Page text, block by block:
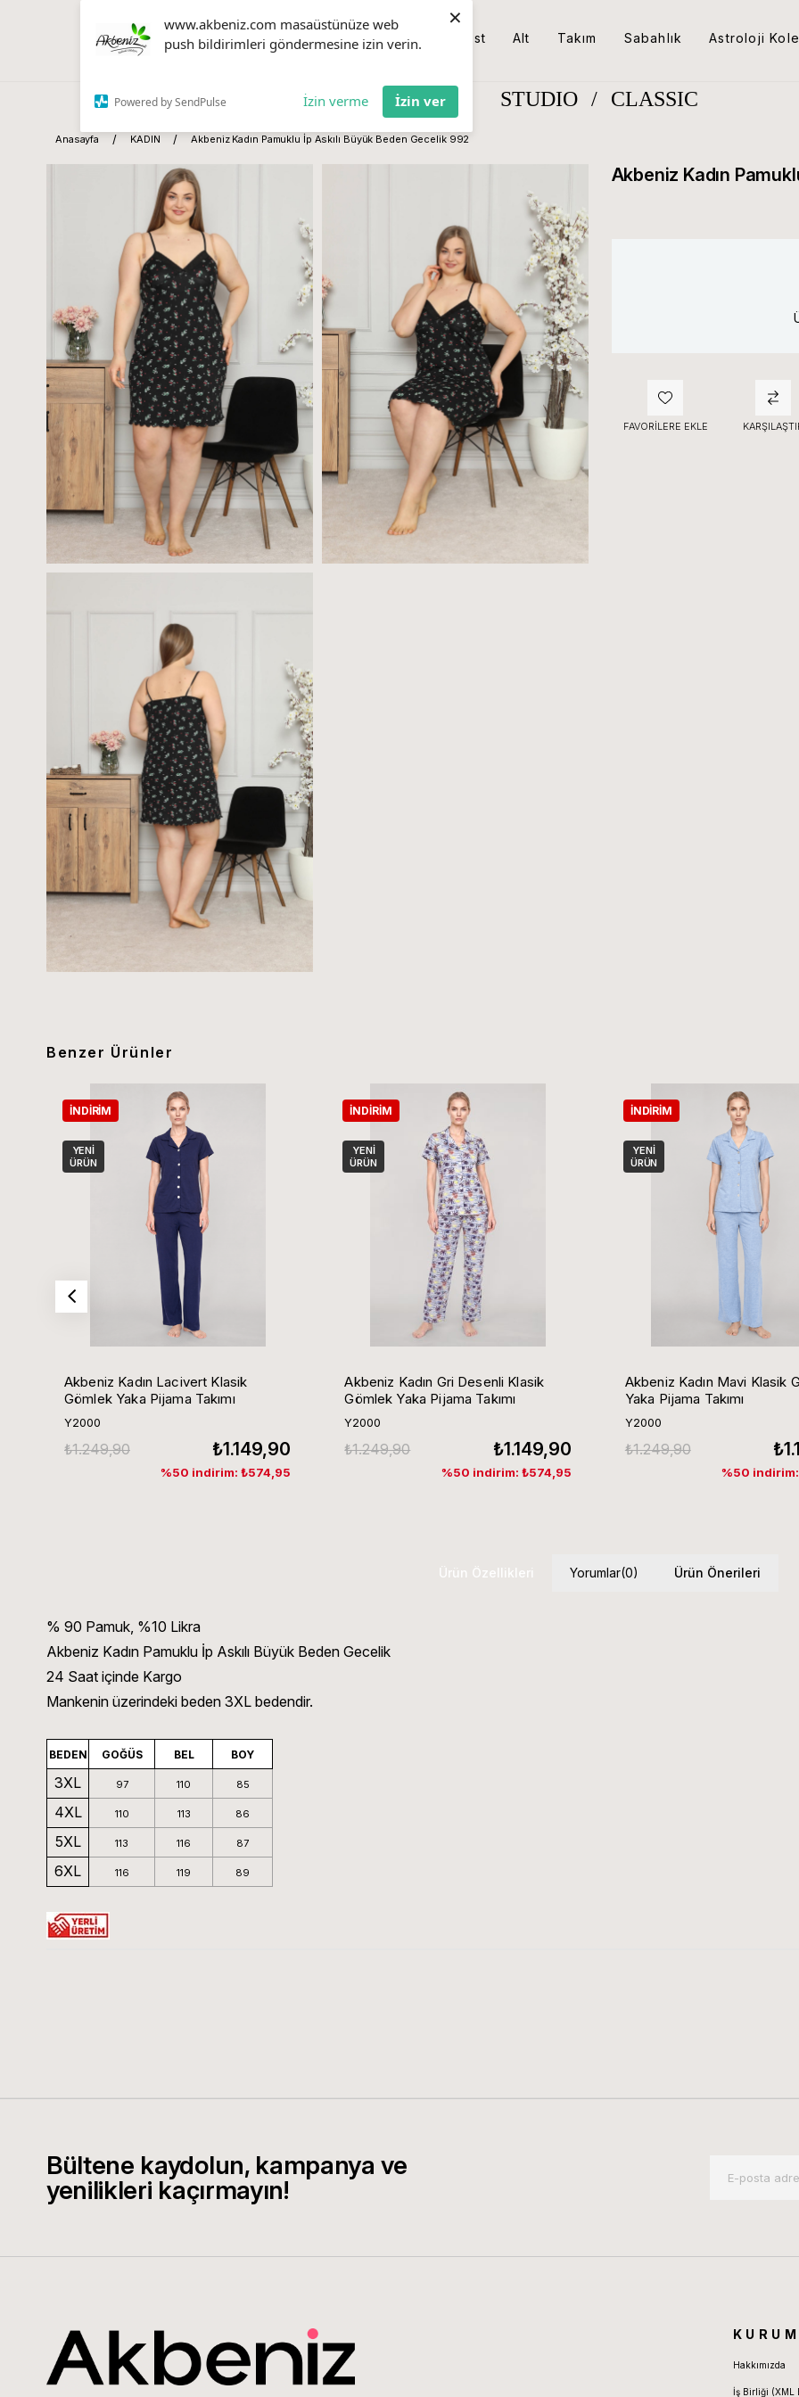
www.akbeniz.com masaüstünüze web
push bildirimleri göndermesine izin verin.
Powered by SendPulse İzin verme İzin ver
×
Üst Alt Takım Sabahlık Astroloji
STUDIO / CLASSIC
Anasayfa KADIN Akbeniz Kadın Pamuklu İp Askılı Büyük Beden Gecelik 992
Akbeniz Kadın
FAVORILERE EKLE
Benzer Ürünler
Akbeniz Kadın Lacivert Klasik
Gömlek Yaka Pijama Takımı
Y2000
₺1.149,90
₺1.249,90
%50 indirim: ₺574,95
İNDIRIM
YENI
ÜRÜN
Akbeniz Kadın Gri Desenli Klasik
Gömlek Yaka Pijama Takımı
Y2000
₺1.149,90
₺1.249,90
%50 indirim: ₺574,95
İNDIRIM
YENI
ÜRÜN
Akbeniz Kadın Mavi Klasik
Yaka Pijama Takımı
Y2000
₺1.249,90
%50
İNDIRIM
YENI
ÜRÜN
Ürün Özellikleri Yorumlar(0) Ürün Önerileri
% 90 Pamuk, %10 Likra
Akbeniz Kadın Pamuklu İp Askılı Büyük Beden Gecelik
24 Saat içinde Kargo
Mankenin üzerindeki beden 3XL bedendir.
BEDEN GOĞÜS BEL BOY
3XL 97 110 85
4XL 110 113 86
5XL 113 116 87
6XL 116 119 89
Bültene kaydolun, kampanya ve
yenilikleri kaçırmayın!
Hakkımızda
İş Birliği (XML